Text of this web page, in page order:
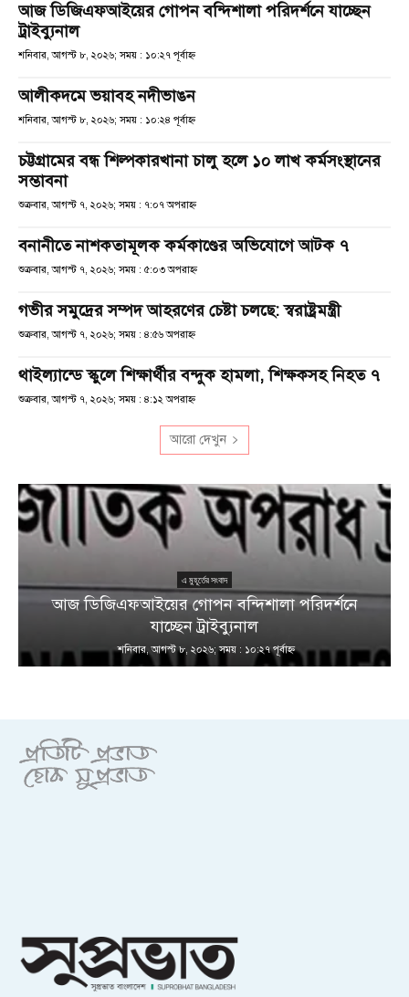
আজ ডিজিএফআইয়ের গোপন বন্দিশালা পরিদর্শনে যাচ্ছেন
ট্রাইব্যুনাল
শনিবার, আগস্ট ৮, ২০২৬; সময় : ১০:২৭ পূর্বাহ্ণ
আলীকদমে ভয়াবহ নদীভাঙন
শনিবার, আগস্ট ৮, ২০২৬; সময় : ১০:২৪ পূর্বাহ্ণ
চট্টগ্রামের বন্ধ শিল্পকারখানা চালু হলে ১০ লাখ কর্মসংস্থানের
সম্ভাবনা
শুক্রবার, আগস্ট ৭, ২০২৬; সময় : ৭:০৭ অপরাহ্ণ
বনানীতে নাশকতামূলক কর্মকাণ্ডের অভিযোগে আটক ৭
শুক্রবার, আগস্ট ৭, ২০২৬; সময় : ৫:০৩ অপরাহ্ণ
গভীর সমুদ্রের সম্পদ আহরণের চেষ্টা চলছে: স্বরাষ্ট্রমন্ত্রী
শুক্রবার, আগস্ট ৭, ২০২৬; সময় : ৪:৫৬ অপরাহ্ণ
থাইল্যান্ডে স্কুলে শিক্ষার্থীর বন্দুক হামলা, শিক্ষকসহ নিহত ৭
শুক্রবার, আগস্ট ৭, ২০২৬; সময় : ৪:১২ অপরাহ্ণ
আরো দেখুন
এ মুহূর্তের সংবাদ
আজ ডিজিএফআইয়ের গোপন বন্দিশালা পরিদর্শনে
যাচ্ছেন ট্রাইব্যুনাল
শনিবার, আগস্ট ৮, ২০২৬; সময় : ১০:২৭ পূর্বাহ্ণ